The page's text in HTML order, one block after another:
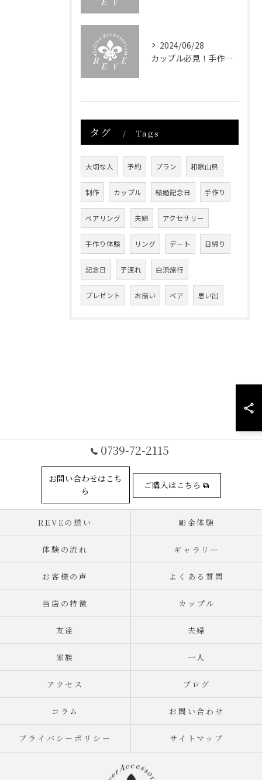
2024/06/28
カップル必見！手作り体験デートで心をつなぐ特別な時間
タグ Tags
大切な人 予約 プラン 和歌山県
制作 カップル 結婚記念日 手作り
ペアリング 夫婦 アクセサリー
手作り体験 リング デート 日帰り
記念日 子連れ 白浜旅行
プレゼント お揃い ペア 思い出
0739-72-2115
お問い合わせはこち
ら
ご購入はこちら
REVEの想い 彫金体験
体験の流れ ギャラリー
お客様の声 よくある質問
当店の特徴 カップル
友達 夫婦
家族 一人
アクセス ブログ
コラム お問い合わせ
プライバシーポリシー サイトマップ